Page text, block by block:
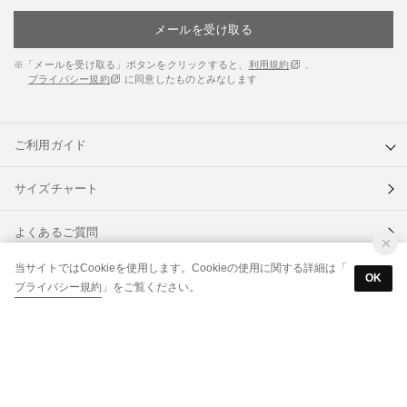
メールを受け取る
※「メールを受け取る」ボタンをクリックすると、 利用規約
プライバシー規約
に同意したものとみなします
ご利用ガイド
サイズチャート
よくあるご質問
BtoB（卸ご希望の企業様へ）
当サイトではCookieを使用します。Cookieの使用に関する詳細は「
プライバシー規約 」をご覧ください。
OK